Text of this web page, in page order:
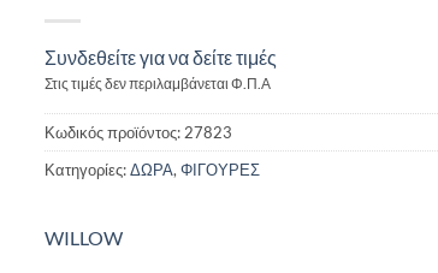
Συνδεθείτε για να δείτε τιμές
Στις τιμές δεν περιλαμβάνεται Φ.Π.Α
Κωδικός προϊόντος:27823
Κατηγορίες:ΔΩΡΑ,ΦΙΓΟΥΡΕΣ
WILLOW